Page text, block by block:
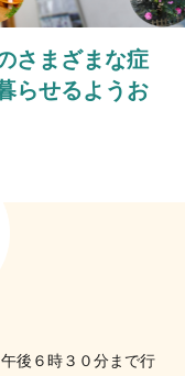
さまざまな症
らせるようお
後６時３０分まで行